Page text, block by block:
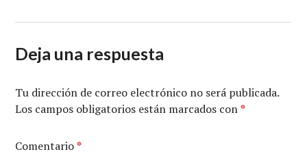
Deja una respuesta
Tu dirección de correo electrónico no será publicada.
Los campos obligatorios están marcados con*
Comentario*